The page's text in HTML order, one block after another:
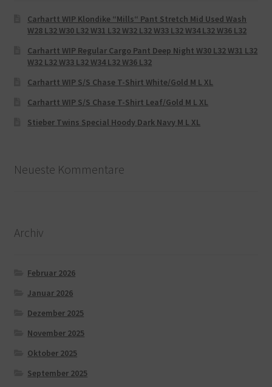
Carhartt WIP Klondike “Mills“ Pant Stretch Mid Used Wash
W28 L32 W30 L32 W31 L32 W32 L32 W33 L32 W34 L32 W36 L32
Carhartt WIP Regular Cargo Pant Deep Night W30 L32 W31 L32
W32 L32 W33 L32 W34 L32 W36 L32
Carhartt WIP S/S Chase T-Shirt White/Gold M L XL
Carhartt WIP S/S Chase T-Shirt Leaf/Gold M L XL
Stieber Twins Special Hoody Dark Navy M L XL
Neueste Kommentare
Archiv
Februar 2026
Januar 2026
Dezember 2025
November 2025
Oktober 2025
September 2025